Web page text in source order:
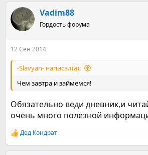
к
ц
и
Vadim88
Гордость форума
12 Сен 2014
-Slavyan- написал(а):
Чем завтра и займемся!
Обязательно веди дневник,и
очень много полезной
Р
е
Дед Кондрат